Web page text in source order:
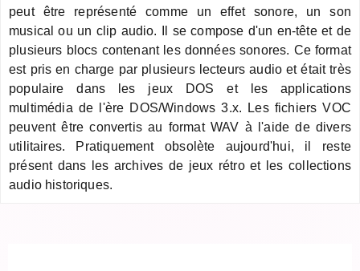
peut être représenté comme un effet sonore, un son
musical ou un clip audio. Il se compose d'un en-tête et de
plusieurs blocs contenant les données sonores. Ce format
est pris en charge par plusieurs lecteurs audio et était très
populaire dans les jeux DOS et les applications
multimédia de l'ère DOS/Windows 3.x. Les fichiers VOC
peuvent être convertis au format WAV à l'aide de divers
utilitaires. Pratiquement obsolète aujourd'hui, il reste
présent dans les archives de jeux rétro et les collections
audio historiques.